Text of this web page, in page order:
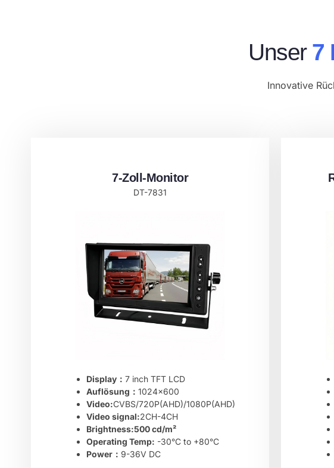
Unser 7
Innovative
7-Zoll-Monitor
DT-7831
Display： 7 inch TFT LCD
Auflösung： 1024×600
Video:CVBS/720P(AHD)/1080P(AHD)
Video signal:2CH-4CH
Brightness:500 cd/m²
Operating Temp: -30°C to +80°C
Power： 9-36V DC